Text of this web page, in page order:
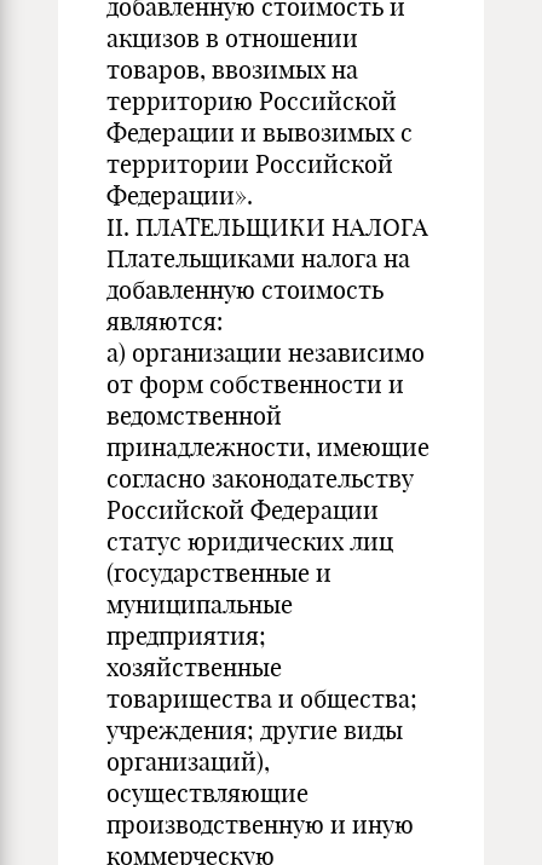
добавленную стоимость и
акцизов в отношении
товаров, ввозимых на
территорию Российской
Федерации и вывозимых с
территории Российской
Федерации».
II. ПЛАТЕЛЬЩИКИ НАЛОГА
Плательщиками налога на
добавленную стоимость
являются:
а) организации независимо
от форм собственности и
ведомственной
принадлежности, имеющие
согласно законодательству
Российской Федерации
статус юридических лиц
(государственные и
муниципальные
предприятия;
хозяйственные
товарищества и общества;
учреждения; другие виды
организаций),
осуществляющие
производственную и иную
коммерческую